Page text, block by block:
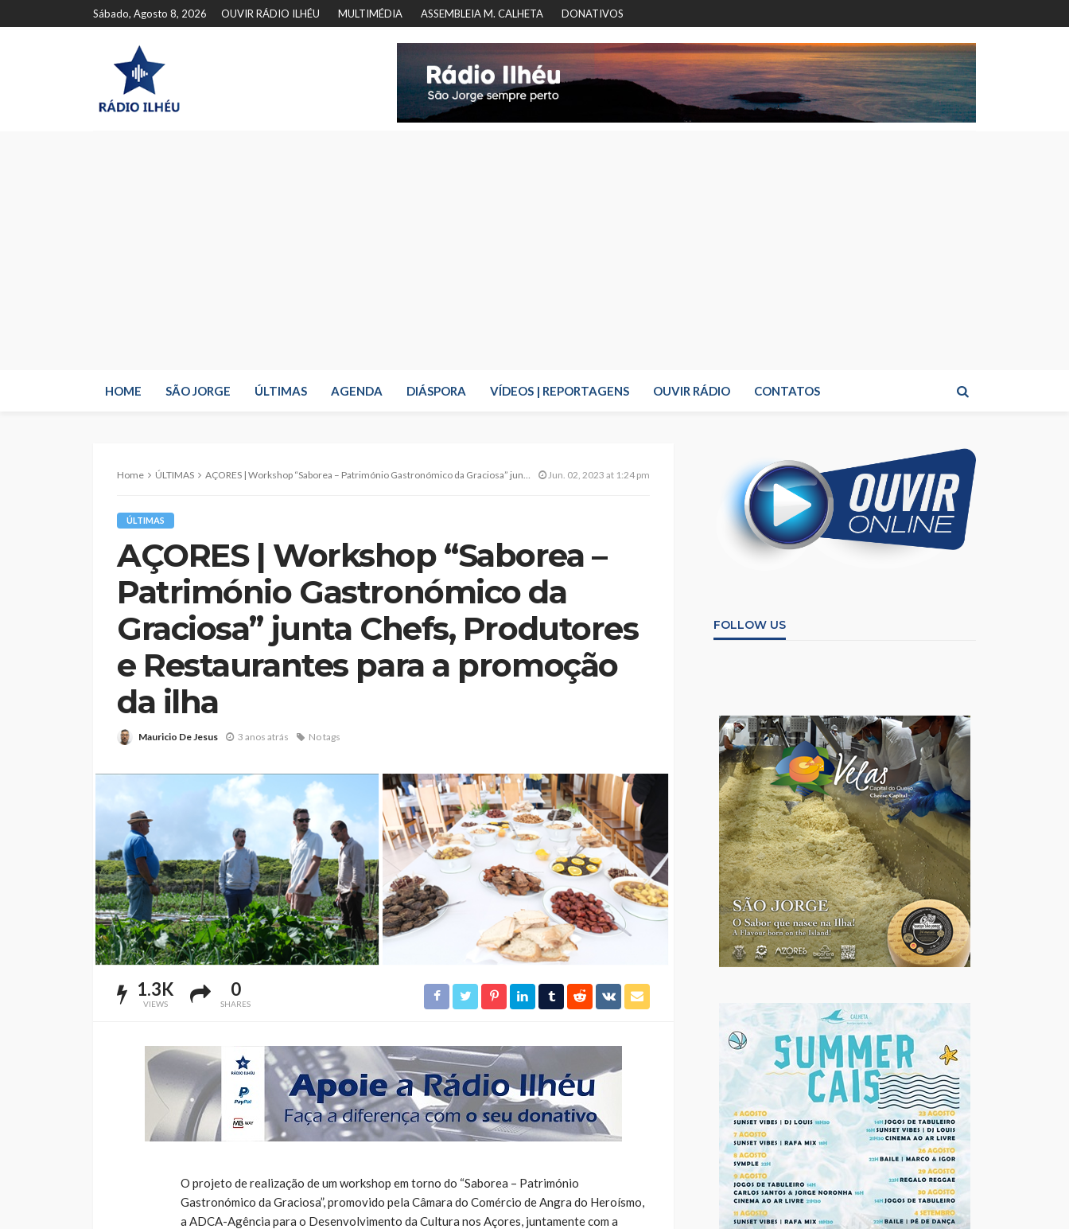
Sábado, Agosto 8, 2026 OUVIR RÁDIO ILHÉU MULTIMÉDIA ASSEMBLEIA M. CALHETA DONATIVOS
HOME SÃO JORGE ÚLTIMAS AGENDA DIÁSPORA VÍDEOS | REPORTAGENS OUVIR RÁDIO CONTATOS
Home ÚLTIMAS AÇORES | Workshop “Saborea – Património Gastronómico da Graciosa” junta Chefs, Produtores e Restaurantes para a promoção da ilha Jun. 02, 2023 at 1:24 pm
ÚLTIMAS
AÇORES | Workshop “Saborea –
Património Gastronómico da
Graciosa” junta Chefs, Produtores
e Restaurantes para a promoção
da ilha
Mauricio De Jesus 3 anos atrás No tags
1.3K
VIEWS
0
SHARES
O projeto de realização de um workshop em torno do “Saborea – Património
Gastronómico da Graciosa”, promovido pela Câmara do Comércio de Angra do Heroísmo,
a ADCA-Agência para o Desenvolvimento da Cultura nos Açores, juntamente com a
FOLLOW US